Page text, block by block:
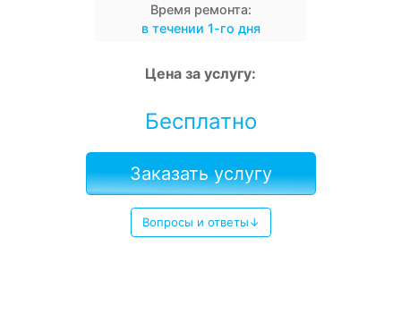
Время ремонта:
в течении 1-го дня
Цена за услугу:
Бесплатно
Заказать услугу
Вопросы и ответы↓